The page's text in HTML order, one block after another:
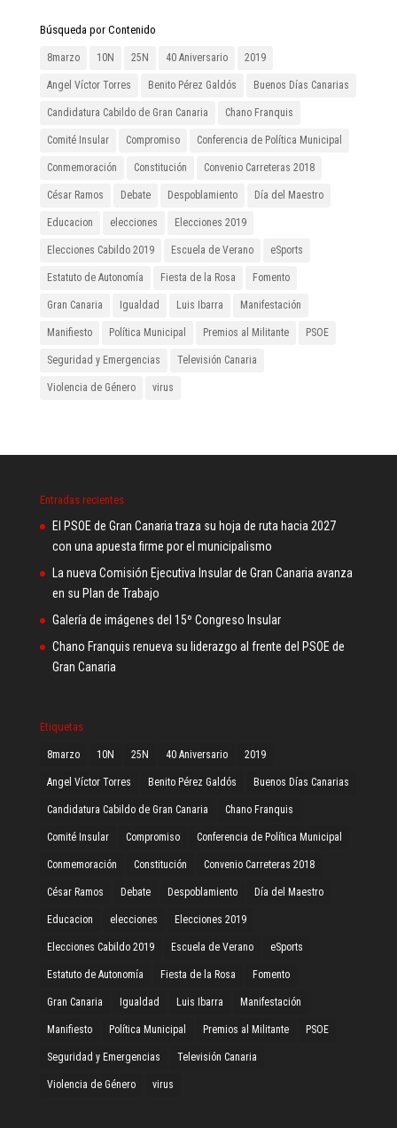
Búsqueda por Contenido
8marzo 10N 25N 40 Aniversario 2019
Angel Víctor Torres Benito Pérez Galdós Buenos Días Canarias
Candidatura Cabildo de Gran Canaria Chano Franquis
Comité Insular Compromiso Conferencia de Política Municipal
Conmemoración Constitución Convenio Carreteras 2018
César Ramos Debate Despoblamiento Día del Maestro
Educacion elecciones Elecciones 2019
Elecciones Cabildo 2019 Escuela de Verano eSports
Estatuto de Autonomía Fiesta de la Rosa Fomento
Gran Canaria Igualdad Luis Ibarra Manifestación
Manifiesto Política Municipal Premios al Militante PSOE
Seguridad y Emergencias Televisión Canaria
Violencia de Género virus
Entradas recientes
El PSOE de Gran Canaria traza su hoja de ruta hacia 2027
con una apuesta firme por el municipalismo
La nueva Comisión Ejecutiva Insular de Gran Canaria avanza
en su Plan de Trabajo
Galería de imágenes del 15º Congreso Insular
Chano Franquis renueva su liderazgo al frente del PSOE de
Gran Canaria
Etiquetas
8marzo 10N 25N 40 Aniversario 2019
Angel Víctor Torres Benito Pérez Galdós Buenos Días Canarias
Candidatura Cabildo de Gran Canaria Chano Franquis
Comité Insular Compromiso Conferencia de Política Municipal
Conmemoración Constitución Convenio Carreteras 2018
César Ramos Debate Despoblamiento Día del Maestro
Educacion elecciones Elecciones 2019
Elecciones Cabildo 2019 Escuela de Verano eSports
Estatuto de Autonomía Fiesta de la Rosa Fomento
Gran Canaria Igualdad Luis Ibarra Manifestación
Manifiesto Política Municipal Premios al Militante PSOE
Seguridad y Emergencias Televisión Canaria
Violencia de Género virus